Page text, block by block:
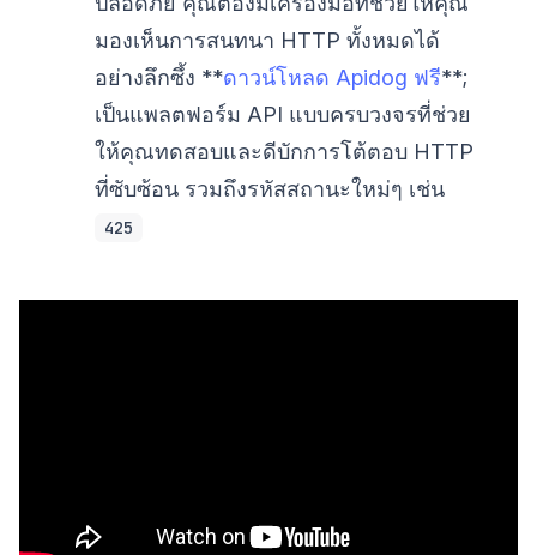
มองเห็นการสนทนา HTTP ทั้งหมดได้
อย่างลึกซึ้ง **ดาวน์โหลด Apidog ฟรี**;
เป็นแพลตฟอร์ม API แบบครบวงจรที่ช่วย
ให้คุณทดสอบและดีบักการโต้ตอบ HTTP
ที่ซับซ้อน รวมถึงรหัสสถานะใหม่ๆ เช่น
425